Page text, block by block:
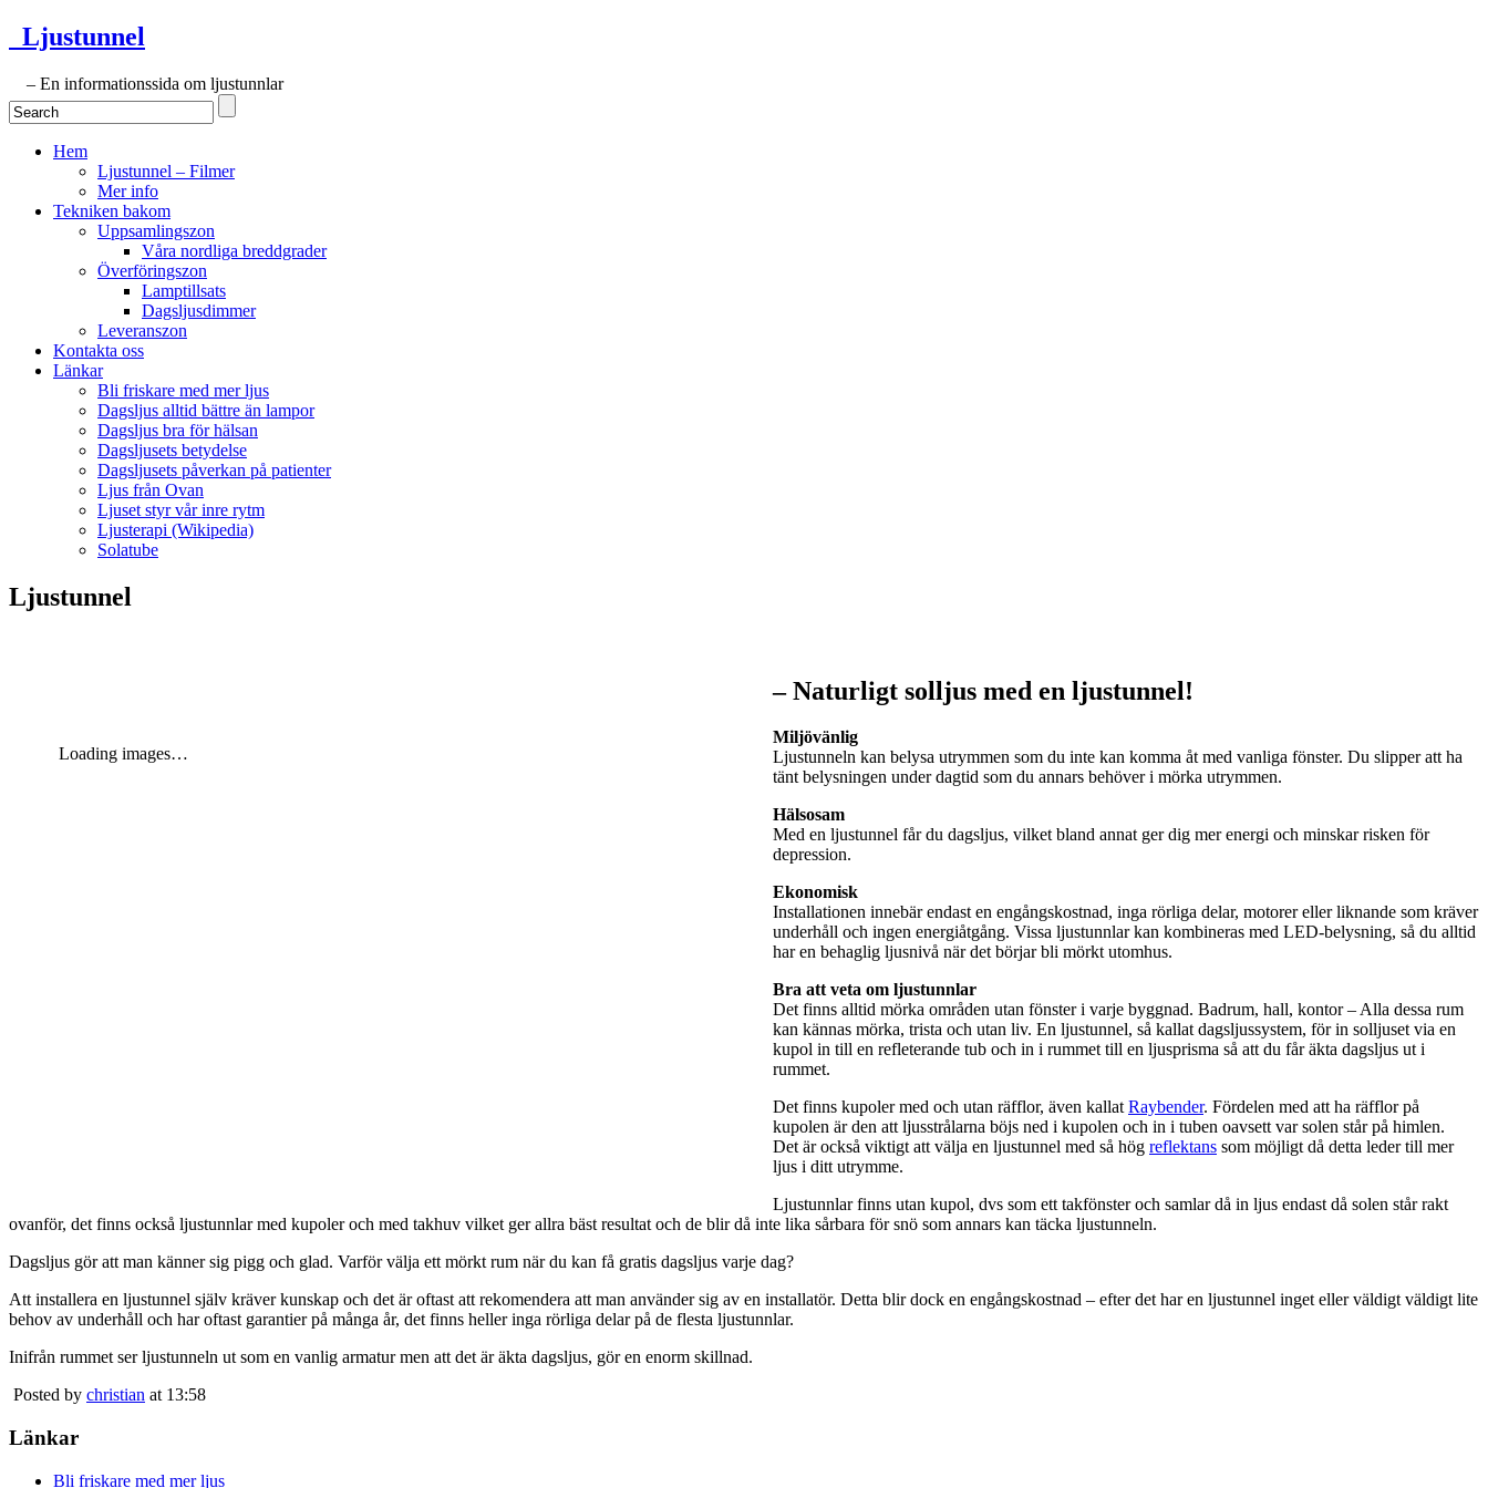
Ljustunnel
– En informationssida om ljustunnlar
Hem
Ljustunnel – Filmer
Mer info
Tekniken bakom
Uppsamlingszon
Våra nordliga breddgrader
Överföringszon
Lamptillsats
Dagsljusdimmer
Leveranszon
Kontakta oss
Länkar
Bli friskare med mer ljus
Dagsljus alltid bättre än lampor
Dagsljus bra för hälsan
Dagsljusets betydelse
Dagsljusets påverkan på patienter
Ljus från Ovan
Ljuset styr vår inre rytm
Ljusterapi (Wikipedia)
Solatube
Ljustunnel
Loading images…
– Naturligt solljus med en ljustunnel!
Miljövänlig
Ljustunneln kan belysa utrymmen som du inte kan komma åt med vanliga fönster. Du slipper att ha
tänt belysningen under dagtid som du annars behöver i mörka utrymmen.
Hälsosam
Med en ljustunnel får du dagsljus, vilket bland annat ger dig mer energi och minskar risken för
depression.
Ekonomisk
Installationen innebär endast en engångskostnad, inga rörliga delar, motorer eller liknande som kräver
underhåll och ingen energiåtgång. Vissa ljustunnlar kan kombineras med LED-belysning, så du alltid
har en behaglig ljusnivå när det börjar bli mörkt utomhus.
Bra att veta om ljustunnlar
Det finns alltid mörka områden utan fönster i varje byggnad. Badrum, hall, kontor – Alla dessa rum
kan kännas mörka, trista och utan liv. En ljustunnel, så kallat dagsljussystem, för in solljuset via en
kupol in till en refleterande tub och in i rummet till en ljusprisma så att du får äkta dagsljus ut i
rummet.
Det finns kupoler med och utan räfflor, även kallatRaybender. Fördelen med att ha räfflor på
kupolen är den att ljusstrålarna böjs ned i kupolen och in i tuben oavsett var solen står på himlen.
Det är också viktigt att välja en ljustunnel med så hög reflektans som möjligt då detta leder till mer
ljus i ditt utrymme.
Ljustunnlar finns utan kupol, dvs som ett takfönster och samlar då in ljus endast då solen står rakt
ovanför, det finns också ljustunnlar med kupoler och med takhuv vilket ger allra bäst resultat och de blir då inte lika sårbara för snö som annars kan täcka ljustunneln.
Dagsljus gör att man känner sig pigg och glad. Varför välja ett mörkt rum när du kan få gratis dagsljus varje dag?
Att installera en ljustunnel själv kräver kunskap och det är oftast att rekomendera att man använder sig av en installatör. Detta blir dock en engångskostnad – efter det har en ljustunnel inget eller väldigt väldigt lite
behov av underhåll och har oftast garantier på många år, det finns heller inga rörliga delar på de flesta ljustunnlar.
Inifrån rummet ser ljustunneln ut som en vanlig armatur men att det är äkta dagsljus, gör en enorm skillnad.
Posted by christian at 13:58
Länkar
Bli friskare med mer ljus